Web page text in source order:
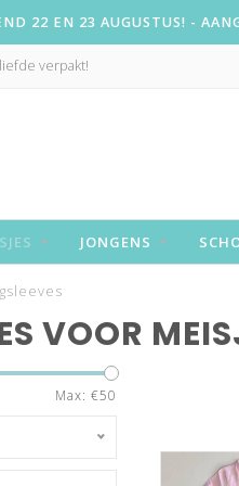
22 EN 23 AUGUSTUS! -
JONGENS
VOOR
Max: €50